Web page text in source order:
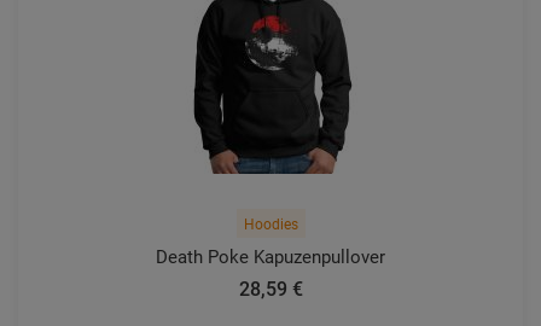
Hoodies
Death Poke Kapuzenpullover
28,59 €